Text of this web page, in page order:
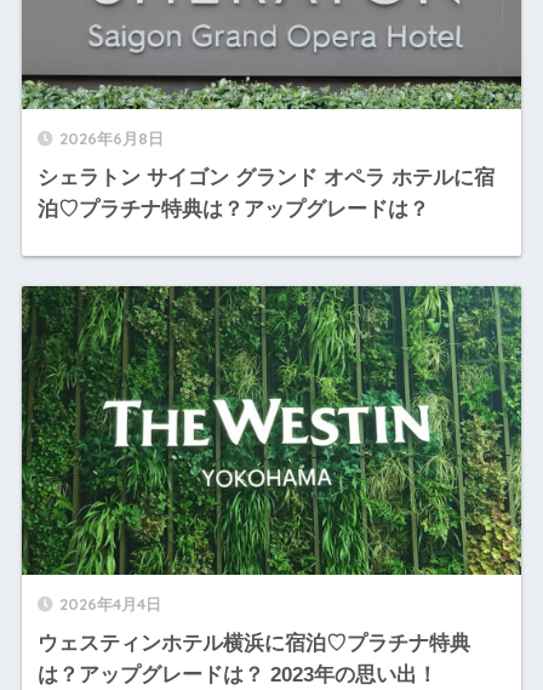
2026年6月8日
シェラトン サイゴン グランド オペラ ホテルに宿
泊♡プラチナ特典は？アップグレードは？
2026年4月4日
ウェスティンホテル横浜に宿泊♡プラチナ特典
は？アップグレードは？ 2023年の思い出！